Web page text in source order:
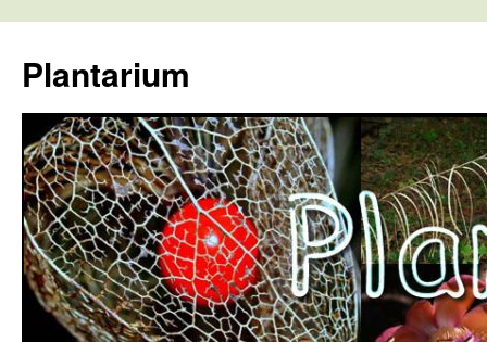
tartalomba
Plantarium